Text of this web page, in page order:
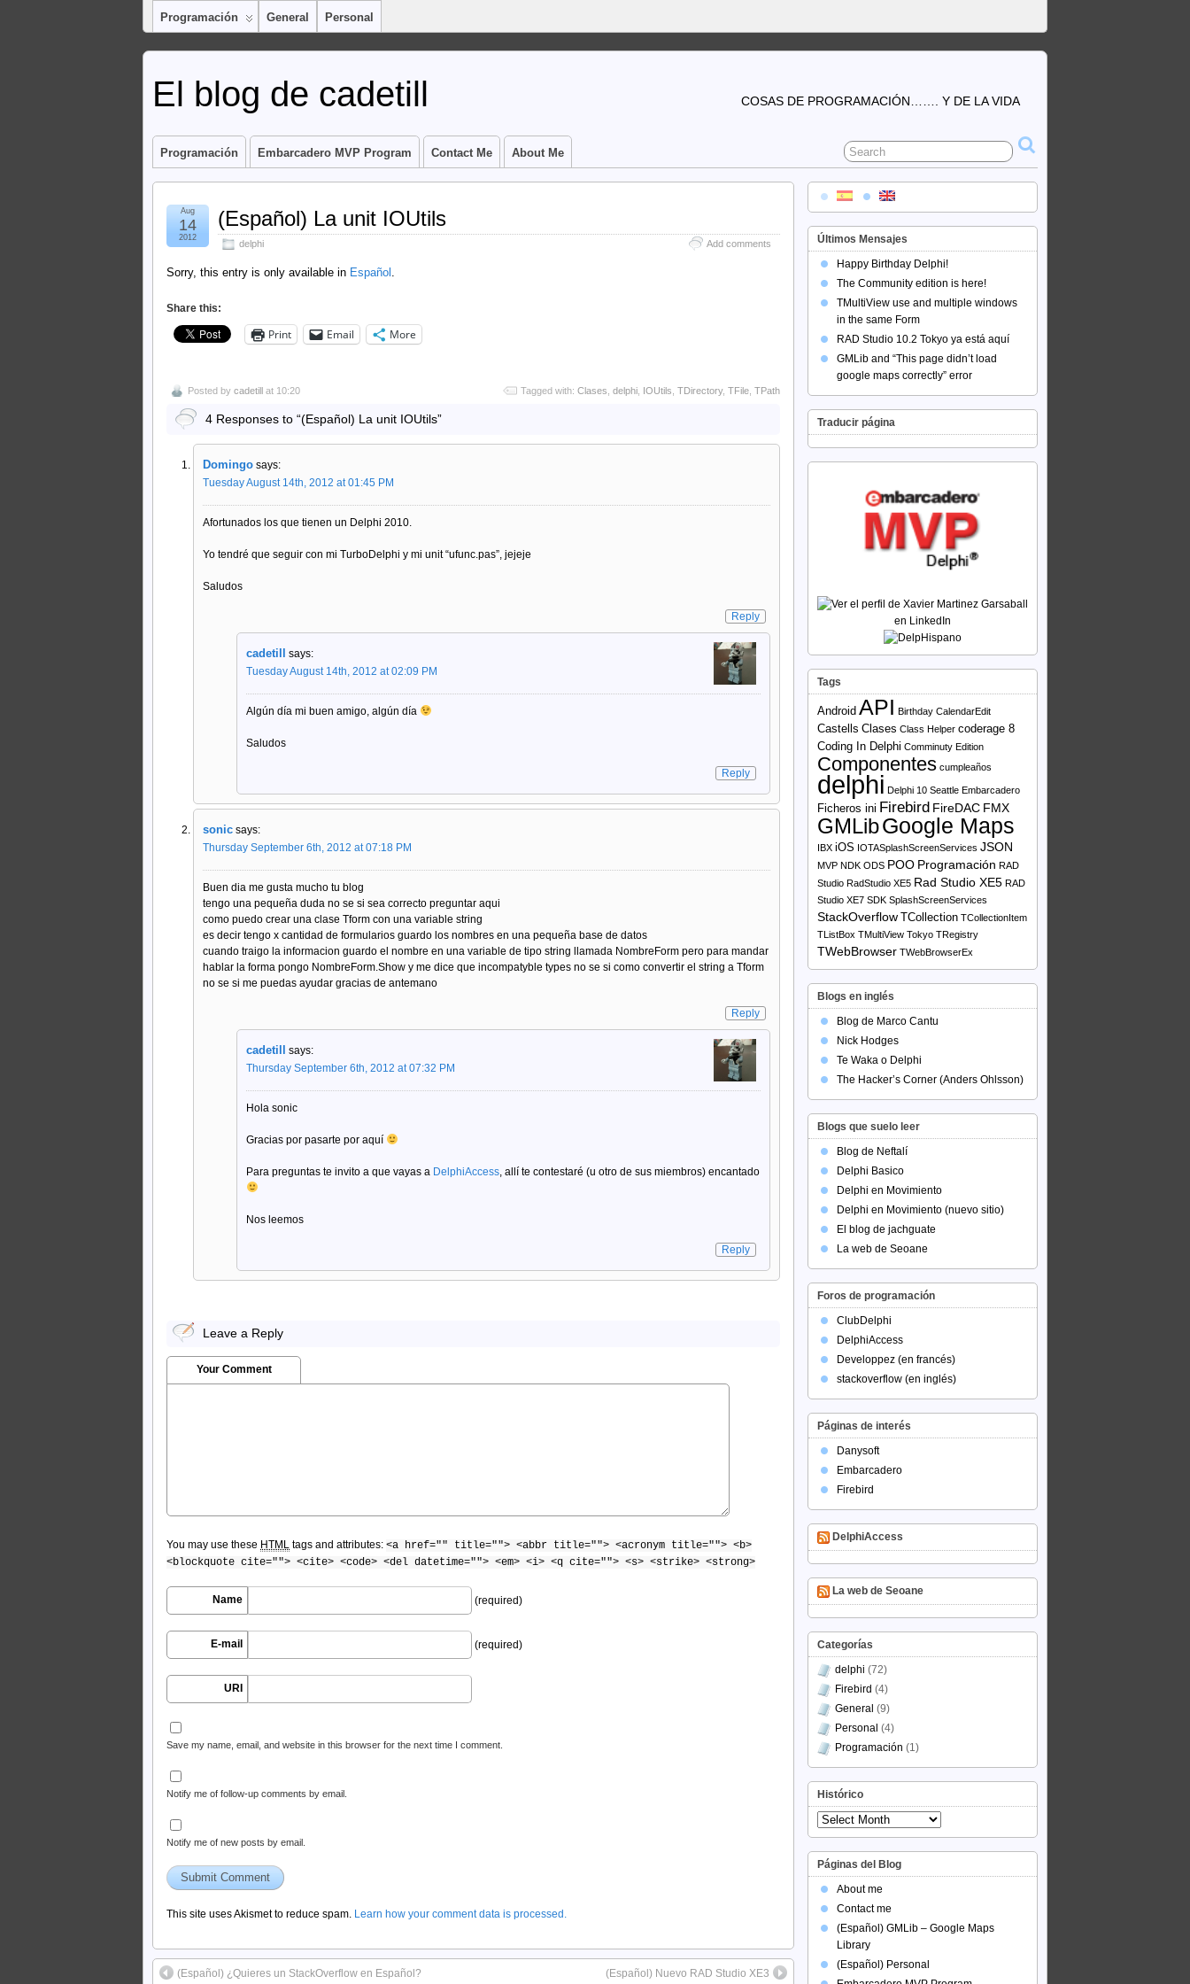
Programación General Personal
El blog de cadetill COSAS DE PROGRAMACIÓN……. Y DE LA VIDA
Programación Embarcadero MVP Program Contact Me About Me
(Español) La unit IOUtils
delphi Add comments
Aug
14
2012
Sorry, this entry is only available in Español .
Share this:
Print Email More
Posted by cadetill at 10:20 Tagged with: Clases delphi IOUtils TDirectory, TFile TPath
4 Responses to “(Español) La unit IOUtils”
Domingo says:
Tuesday August 14th, 2012 at 01:45 PM
Afortunados los que tienen un Delphi 2010.
Yo tendré que seguir con mi TurboDelphi y mi unit “ufunc.pas”, jejeje
Saludos
Reply
cadetill says:
Tuesday August 14th, 2012 at 02:09 PM
Algún día mi buen amigo, algún día
Saludos
Reply
sonic says:
Thursday September 6th, 2012 at 07:18 PM
Buen dia me gusta mucho tu blog
tengo una pequeña duda no se si sea correcto preguntar aqui
como puedo crear una clase Tform con una variable string
es decir tengo x cantidad de formularios guardo los nombres en una pequeña base de datos
cuando traigo la informacion guardo el nombre en una variable de tipo string llamada NombreForm pero para mandar
hablar la forma pongo NombreForm.Show y me dice que incompatyble types no se si como convertir el string a Tform
no se si me puedas ayudar gracias de antemano
Reply
cadetill says:
Thursday September 6th, 2012 at 07:32 PM
Hola sonic
Gracias por pasarte por aquí
Para preguntas te invito a que vayas a DelphiAccess , allí te contestaré (u otro de sus miembros) encantado
Nos leemos
Reply
Leave a Reply
Your Comment
You may use these HTML tags and attributes: <a href="" title=""> <abbr title=""> <acronym title=""> <b>
<blockquote cite=""> <cite> <code> <del datetime=""> <em> <i> <q cite=""> <s> <strike> <strong>
Name (required)
E-mail (required)
URI
Save my name, email, and website in this browser for the next time I comment.
Notify me of follow-up comments by email.
Notify me of new posts by email.
This site uses Akismet to reduce spam. Learn how your comment data is processed.
(Español) ¿Quieres un StackOverflow en Español? (Español) Nuevo RAD Studio XE3
Últimos Mensajes
Happy Birthday Delphi!
The Community edition is here!
TMultiView use and multiple windows
in the same Form
RAD Studio 10.2 Tokyo ya está aquí
GMLib and “This page didn’t load
google maps correctly” error
Traducir página
Tags
Android API Birthday CalendarEdit
Castells Clases Class Helper coderage 8
Coding In Delphi Comminuty Edition
Componentes cumpleaños
delphi Delphi 10 Seattle Embarcadero
Ficheros ini Firebird FireDAC FMX
GMLibGoogle Maps
IBX iOS IOTASplashScreenServices JSON
MVP NDK ODS POO Programación RAD
Studio RadStudio XE5 Rad Studio XE5 RAD
Studio XE7 SDK SplashScreenServices
StackOverflow TCollection TCollectionItem
TListBox TMultiView Tokyo TRegistry
TWebBrowser TWebBrowserEx
Blogs en inglés
Blog de Marco Cantu
Nick Hodges
Te Waka o Delphi
The Hacker’s Corner (Anders Ohlsson)
Blogs que suelo leer
Blog de Neftalí
Delphi Basico
Delphi en Movimiento
Delphi en Movimiento (nuevo sitio)
El blog de jachguate
La web de Seoane
Foros de programación
ClubDelphi
DelphiAccess
Developpez (en francés)
stackoverflow (en inglés)
Páginas de interés
Danysoft
Embarcadero
Firebird
DelphiAccess
La web de Seoane
Categorías
delphi (72)
Firebird (4)
General (9)
Personal (4)
Programación (1)
Histórico
Histórico
Páginas del Blog
About me
Contact me
(Español) GMLib – Google Maps
Library
(Español) Personal